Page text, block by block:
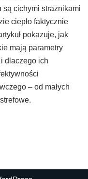
są cichymi strażnikami
ciepło faktycznie
pokazuje, jak
mają parametry
dlaczego ich
– od małych